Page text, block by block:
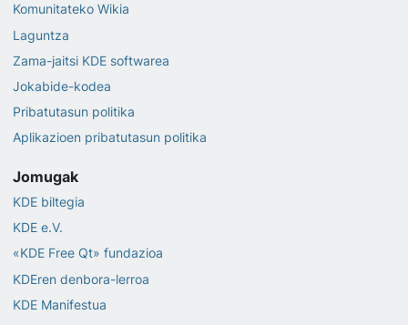
Komunitateko Wikia
Laguntza
Zama-jaitsi KDE softwarea
Jokabide-kodea
Pribatutasun politika
Aplikazioen pribatutasun politika
Jomugak
KDE biltegia
KDE e.V.
«KDE Free Qt» fundazioa
KDEren denbora-lerroa
KDE Manifestua